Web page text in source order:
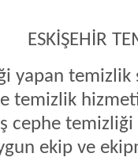
yapan
temizlik
cephe temizliği
ekip ve